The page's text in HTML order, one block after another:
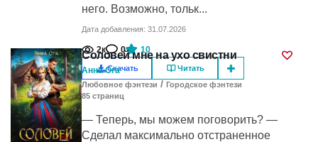
него. Возможно, тольк...
Дата добавления: 31.07.2026
2к 0 10
Скачать Читать
Соловей мне на ухо свистни
Анна Ога
Любовное фэнтези / Городское фэнтези
85 cтраниц
— Теперь, мы можем поговорить? —
Сделал максимально отстраненное